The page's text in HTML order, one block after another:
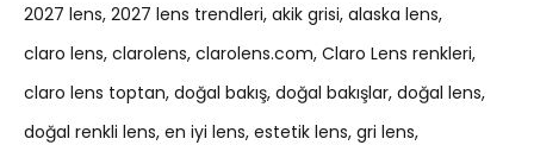
2027 lens 2027 lens trendleri akik grisi alaska lens
claro lens clarolens clarolens.com Claro Lens renkleri
claro lens toptan doğal bakış doğal bakışlar doğal lens
doğal renkli lens en iyi lens estetik lens gri lens